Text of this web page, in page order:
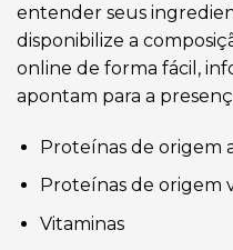
entender seus
disponibilize a
online de forma fácil,
apontam para a
Proteínas de origem
Proteínas de origem
Vitaminas